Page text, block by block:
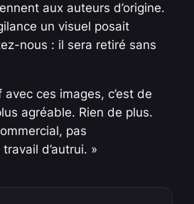
aux auteurs d’origine.
un visuel posait
nous : il sera retiré sans
ces images, c’est de
agréable. Rien de plus.
pas
d’autrui. »